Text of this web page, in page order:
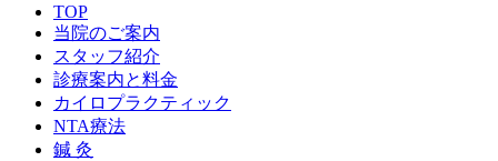
TOP
当院のご案内
スタッフ紹介
診療案内と料金
カイロプラクティック
NTA療法
鍼 灸